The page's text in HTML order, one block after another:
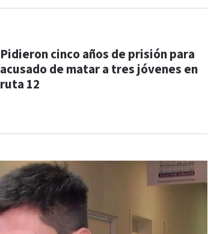
Pidieron cinco años de prisión para
acusado de matar a tres jóvenes en
ruta 12